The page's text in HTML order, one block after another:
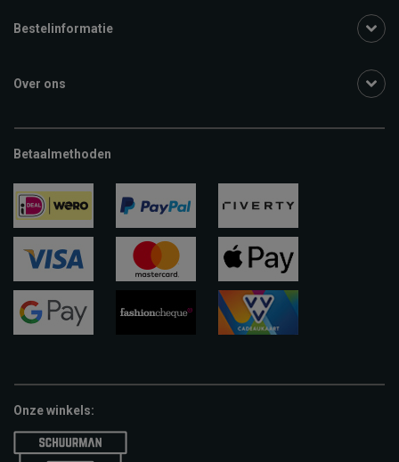
Bestelinformatie
Over ons
Betaalmethoden
ideal paypal riverty
visa
apple-
pay
Onze winkels: